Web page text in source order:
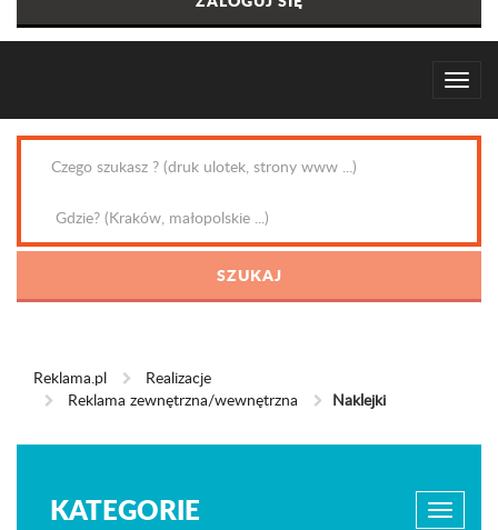
Reklama.pl
Realizacje
Reklama zewnętrzna/wewnętrzna
Naklejki
KATEGORIE